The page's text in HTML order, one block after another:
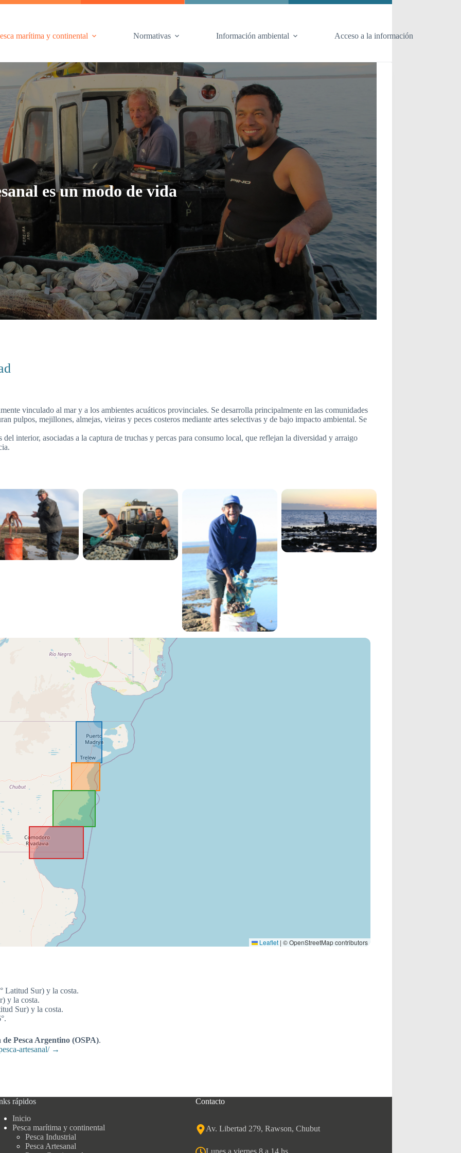
marítima y continental Normativas Información ambiental Acceso a la información
es un modo de vida
vinculado al mar y a los ambientes acuáticos provinciales. Se desarrolla principalmente en las comunidades
pulpos, mejillones, almejas, vieiras y peces costeros mediante artes selectivas y de bajo impacto ambiental. Se
interior, asociadas a la captura de truchas y percas para consumo local, que reflejan la diversidad y arraigo
Leaflet | © OpenStreetMap contributors
Latitud Sur) y la costa.
y la costa.
Sur) y la costa.
Pesca Argentino (OSPA).
artesanal/ →
rápidos
Inicio
Pesca marítima y continental
Pesca Industrial
Pesca Artesanal
Contacto
Av. Libertad 279, Rawson, Chubut
Lunes a viernes 8 a 14 hs